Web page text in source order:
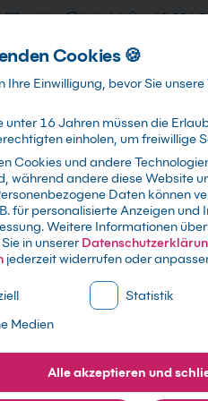
training@kebel.de +49 231
Suchen
Info & Services
Cookies 🍪
Ihre Einwilligung, bevor Sie
unter 16 Jahren müssen die
einholen, um freiwillige
Cookies und andere
während andere diese Website
Daten können
für personalisierte Anzeigen und
Weitere Informationen
in unserer
jederzeit widerrufen oder
Liste der Service-Gruppen,
Statistik
Medien
Alle akzeptieren und